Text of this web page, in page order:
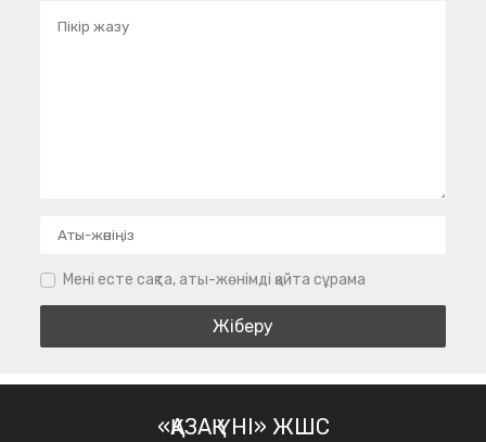
Мені есте сақта, аты-жөнімді қайта сұрама
«ҚАЗАҚ ҮНІ» ЖШС